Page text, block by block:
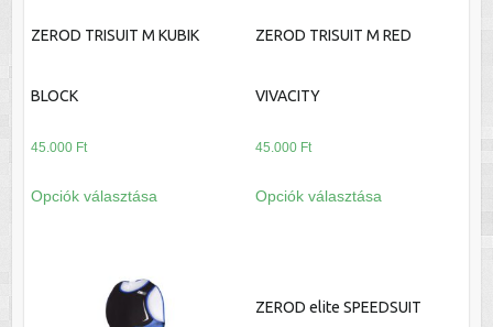
ZEROD TRISUIT M KUBIK
BLOCK
45.000 Ft
Opciók választása
a
variációja
van.
ZEROD TRISUIT M RED
VIVACITY
45.000 Ft
Opciók választása
a
van.
ZEROD elite SPEEDSUIT